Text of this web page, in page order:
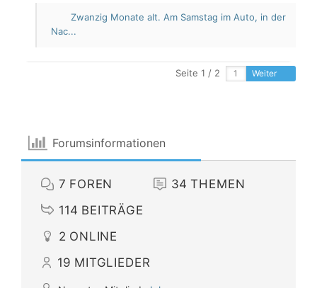
Zwanzig Monate alt. Am Samstag im Auto, in der
Nac...
Seite 1 / 2 Weiter
Forumsinformationen
7 FOREN 34 THEMEN
114 BEITRÄGE
2 ONLINE
19 MITGLIEDER